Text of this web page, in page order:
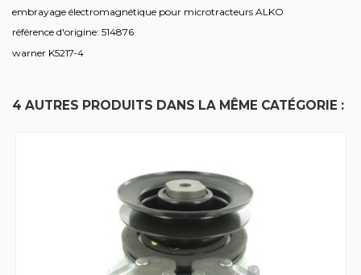
embrayage électromagnétique pour microtracteurs ALKO
référence d'origine: 514876
warner K5217-4
4 AUTRES PRODUITS DANS LA MÊME CATÉGORIE :